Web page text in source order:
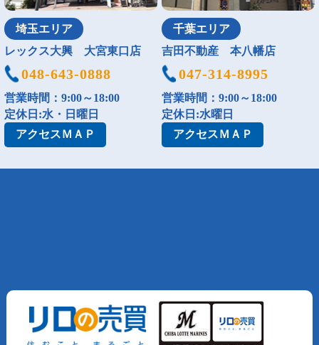
埼玉エリア
レックス大興 大宮東口店
048-643-0888
営業時間：9:00～18:00
定休日:水・日曜日
アクセス ＭＡＰ
千葉エリア
吉田不動産 本八幡店
047-314-8995
営業時間：9:00～18:00
定休日:水曜日
アクセス ＭＡＰ